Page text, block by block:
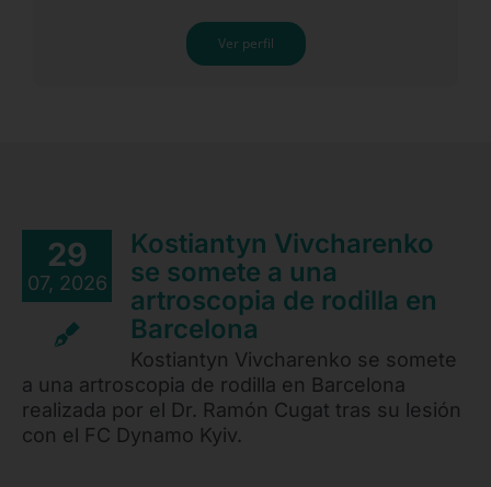
Ver perfil
29
07, 2026
Kostiantyn Vivcharenko
se somete a una
artroscopia de rodilla en
Barcelona
Kostiantyn Vivcharenko se somete
a una artroscopia de rodilla en Barcelona
realizada por el Dr. Ramón Cugat tras su lesión
con el FC Dynamo Kyiv.